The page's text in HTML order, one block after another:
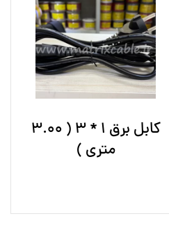
کابل برق 1 * 3 ( 3.00
متری )